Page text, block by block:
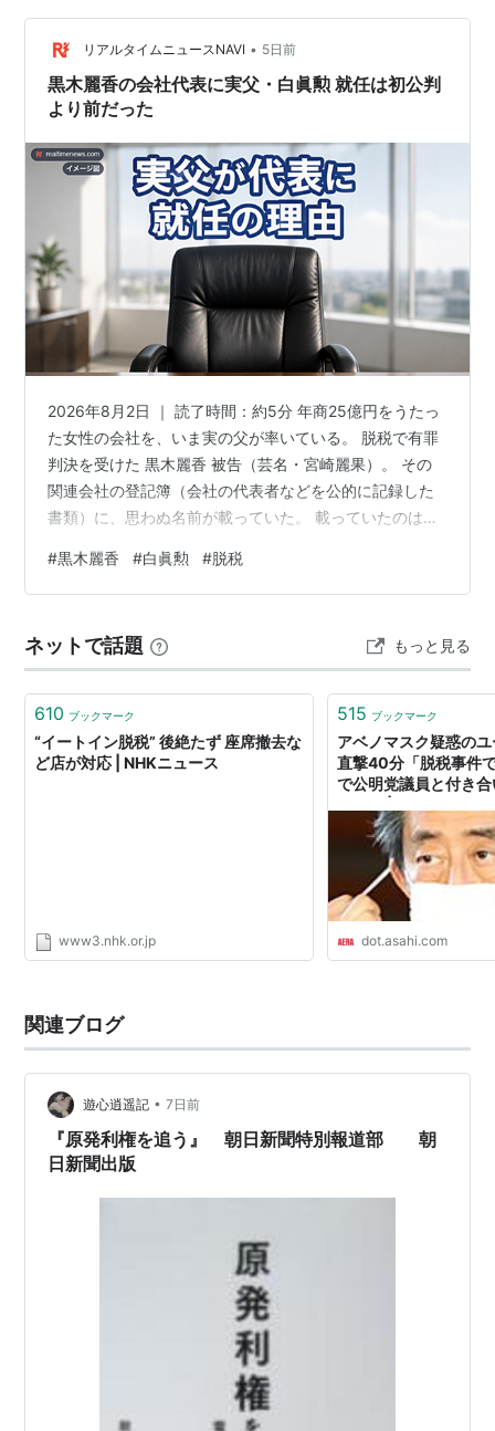
リアルタイムニュースNAVI • 5日前
黒木麗香の会社代表に実父・白眞勲 就任は初公判
より前だった
2026年8月2日 ｜ 読了時間：約5分 年商25億円をうたっ
た女性の会社を、いま実の父が率いている。 脱税で有罪
判決を受けた 黒木麗香 被告（芸名・宮崎麗果）。 その
関連会社の登記簿（会社の代表者などを公的に記録した
書類）に、思わぬ名前が載っていた。 載っていたのは、
ん）氏。 2026年2月3日付で代表取締役に就いていた
と、NEWSポストセブンが報じている。 なぜ、脱税で有
のか。 判明している事実をたどると、単なる「身内の火
消し」では片づかない構図が見えてくる。 この記事でわ
かること 黒木…
#黒木麗香 #白眞勲 #脱税
ネットで話題 もっと見る
610 ブックマーク
“イートイン脱税” 後絶たず 座席撤去な
ど店が対応 | NHKニュース
www3.nhk.or.jp
515 ブックマーク
アベノマスク疑惑の
直撃40分「脱税事件
で公明党議員と付き
タル）
dot.asahi.com
関連ブログ
遊心逍遥記 • 7日前
『原発利権を追う』 朝日新聞特別報道部 朝
日新聞出版